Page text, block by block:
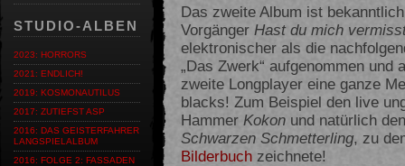
STUDIO-ALBEN
2023: HORRORS
2021: ENDLICH!
2019: KOSMONAUTILUS
2017: ZUTIEFST ASP
2016: DAS GEISTERFAHRER
LANGSPIELALBUM
2016: FOLGE 2: FASSADEN
Das zweite Album ist
Vorgänger Hast du mich
elektronischer als die
„Das Zwerk“ aufgenommen
zweite Longplayer eine ganze
blacks! Zum Beispiel den live
Hammer Kokon und natürlich
Schwarzen Schmetterling, zu
Bilderbuch zeichnete!